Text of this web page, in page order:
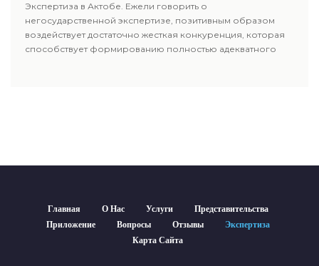
Экспертиза в Актобе. Ежели говорить о
негосударственной экспертизе, позитивным образом
воздействует достаточно жесткая конкуренция, которая
способствует формированию полностью адекватного
Главная О Нас Услуги
Представительства
Приложение
Вопросы Отзывы
Экспертиза
Карта Сайта